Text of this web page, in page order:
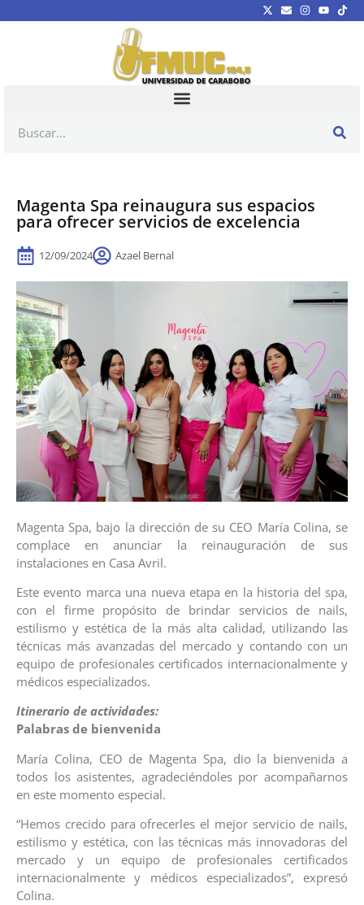
Magenta Spa reinaugura sus espacios
para ofrecer servicios de excelencia
12/09/2024 Azael Bernal
Magenta Spa, bajo la dirección de su CEO María Colina, se
complace en anunciar la reinauguración de sus
instalaciones en Casa Avril.
Este evento marca una nueva etapa en la historia del spa,
con el firme propósito de brindar servicios de nails,
estilismo y estética de la más alta calidad, utilizando las
técnicas más avanzadas del mercado y contando con un
equipo de profesionales certificados internacionalmente y
médicos especializados.
Itinerario de actividades:
Palabras de bienvenida
María Colina, CEO de Magenta Spa, dio la bienvenida a
todos los asistentes, agradeciéndoles por acompañarnos
en este momento especial.
“Hemos crecido para ofrecerles el mejor servicio de nails,
estilismo y estética, con las técnicas más innovadoras del
mercado y un equipo de profesionales certificados
internacionalmente y médicos especializados”, expresó
Colina.